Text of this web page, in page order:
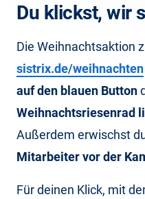
Du klickst, wir
Die Weihnachtsaktion
sistrix.de/weihnachten
auf den blauen Button
Weihnachtsriesenrad
Außerdem erwischst
Mitarbeiter vor der
Für deinen Klick, mit